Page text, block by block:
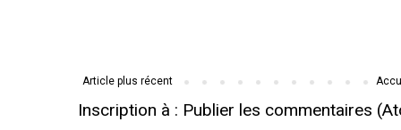
Article plus récent
Inscription à : Publier les commentaires